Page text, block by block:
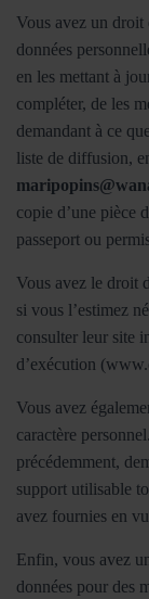
Vous avez un droit
données
en les mettant à
compléter, de les
demandant à ce
liste de diffusion,
copie d’une pièce
passeport ou
Vous avez le droit
si vous l’estimez
consulter leur site
d’exécution
Vous avez
caractère
précédemment,
support utilisable
avez fournies en
Enfin, vous avez
données pour des